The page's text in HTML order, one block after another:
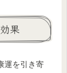
果
運を引き寄